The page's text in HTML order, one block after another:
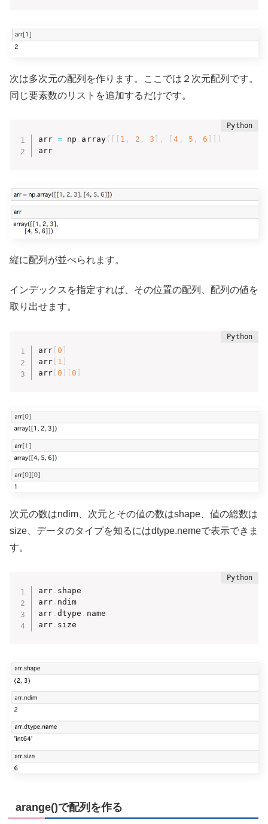
次は多次元の配列を作ります。ここでは２次元配列です。
同じ要素数のリストを追加するだけです。
arr = np . array( 1 , 2 , 3 , [4 , 5 , 6
)
arr
縦に配列が並べられます。
インデックスを指定すれば、その位置の配列、配列の値を
取り出せます。
arr[ 0
arr[ 1
arr[ 0 [0
次元の数はndim、次元とその値の数はshape、値の総数は
size、データのタイプを知るにはdtype.nemeで表示できま
す。
arr. shape
arr. ndim
arr. dtype . name
arr. size
arange()で配列を作る